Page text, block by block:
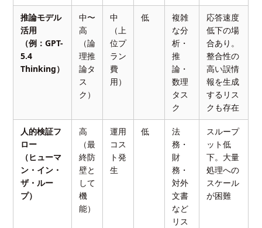
推論モデル
活用
（例：GPT-
5.4
Thinking）
中〜
高
（論
理推
論タ
ス
ク）
中
（上
位プ
ラン
費
用）
低
複雑
な分
析・
推
論・
数理
タス
ク
応答速度
低下の場
合あり。
整合性の
高い誤情
報を生成
するリス
クも存在
人的検証フ
ロー
（ヒューマ
ン・イン・
ザ・ルー
プ）
高
（最
終防
壁と
して
機
能）
運用
コス
ト発
生
低
法
務・
財
務・
対外
文書
など
リス
スループ
ット低
下。大量
処理への
スケール
が困難